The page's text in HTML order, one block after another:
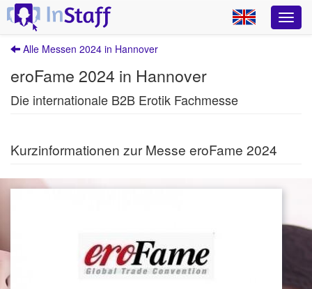
Alle Messen 2024 in Hannover
eroFame 2024 in Hannover
Die internationale B2B Erotik Fachmesse
Kurzinformationen zur Messe eroFame 2024